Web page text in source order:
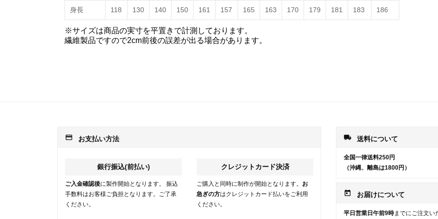
身長 118 130 140 150 161 157 165 163 170 179 181 183 186
※サイズは商品の実寸を平置きで計測しております。
繊維製品ですので2cm前後の誤差が出る場合があります。
payment お支払い方法
銀行振込(前払い)
ご入金確認後に製作開始となります。 振込
手数料はお客様ご負担となります。ご了承
ください。
クレジットカード決済
ご購入と同時に制作が開始となります。 お
急ぎの方はクレジットカード払いをご利用
ください。
local_shipping 送料について
全国一律送料250円
（沖縄、離島は1800円）
today お届けについて
平日営業日午前9時までにご注文い